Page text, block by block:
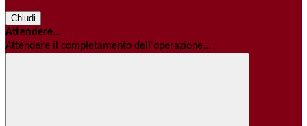
Chiudi
Attendere...
Attendere il completamento dell'operazione...